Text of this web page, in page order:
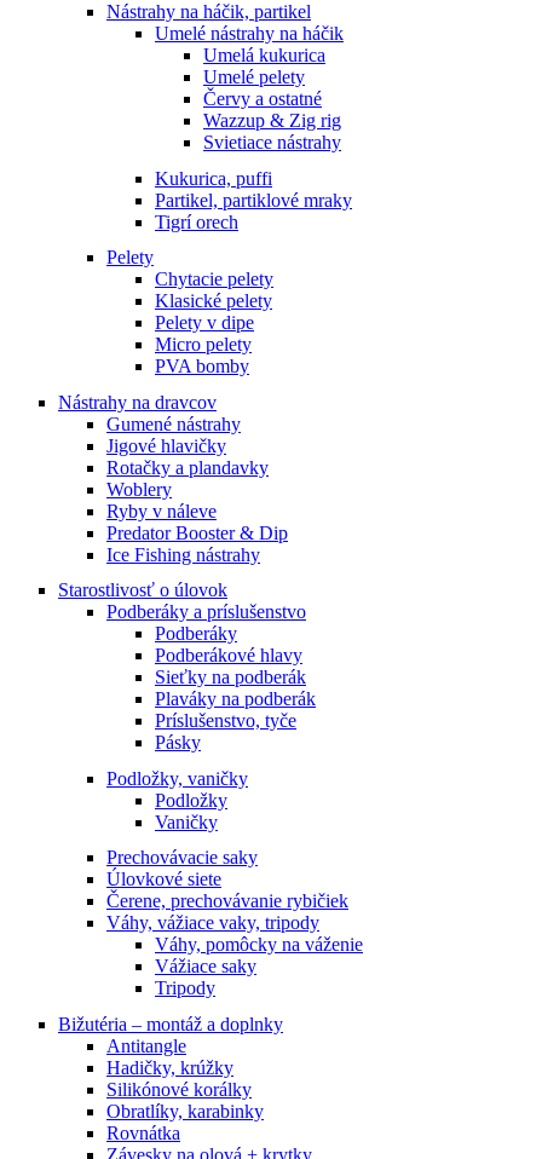
Nástrahy na háčik, partikel
Umelé nástrahy na háčik
Umelá kukurica
Umelé pelety
Červy a ostatné
Wazzup & Zig rig
Svietiace nástrahy
Kukurica, puffi
Partikel, partiklové mraky
Tigrí orech
Pelety
Chytacie pelety
Klasické pelety
Pelety v dipe
Micro pelety
PVA bomby
Nástrahy na dravcov
Gumené nástrahy
Jigové hlavičky
Rotačky a plandavky
Woblery
Ryby v náleve
Predator Booster & Dip
Ice Fishing nástrahy
Starostlivosť o úlovok
Podberáky a príslušenstvo
Podberáky
Podberákové hlavy
Sieťky na podberák
Plaváky na podberák
Príslušenstvo, tyče
Pásky
Podložky, vaničky
Podložky
Vaničky
Prechovávacie saky
Úlovkové siete
Čerene, prechovávanie rybičiek
Váhy, vážiace vaky, tripody
Váhy, pomôcky na váženie
Vážiace saky
Tripody
Bižutéria – montáž a doplnky
Antitangle
Hadičky, krúžky
Silikónové korálky
Obratlíky, karabinky
Rovnátka
Závesky na olová + krytky